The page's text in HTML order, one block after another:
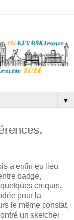
▼
a enfin eu lieu.
badge,
croquis.
pour la
le même constat,
un sketcher